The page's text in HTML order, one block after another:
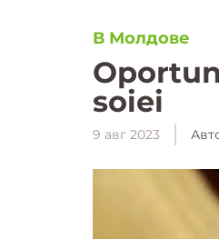
В Молдове
soiei
9 авг 2023